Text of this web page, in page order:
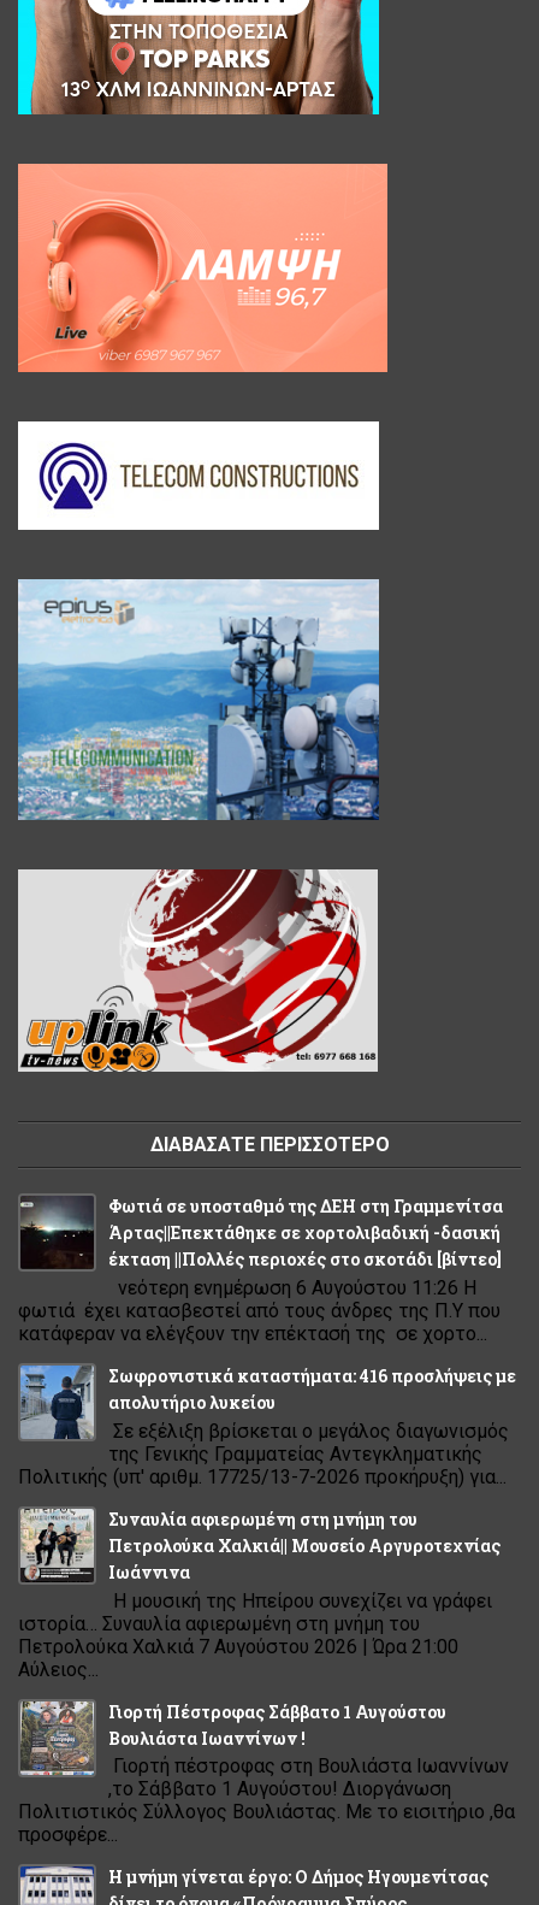
ΔΙΑΒΑΣΑΤΕ ΠΕΡΙΣΣΟΤΕΡΟ
Φωτιά σε υποσταθμό της ΔΕΗ στη Γραμμενίτσα
Άρτας||Επεκτάθηκε σε χορτολιβαδική -δασική
έκταση ||Πολλές περιοχές στο σκοτάδι [βίντεο]
νεότερη ενημέρωση 6 Αυγούστου 11:26 Η
φωτιά έχει κατασβεστεί από τους άνδρες της Π.Υ που
κατάφεραν να ελέγξουν την επέκτασή της σε χορτο...
Σωφρονιστικά καταστήματα: 416 προσλήψεις με
απολυτήριο λυκείου
Σε εξέλιξη βρίσκεται ο μεγάλος διαγωνισμός
της Γενικής Γραμματείας Αντεγκληματικής
Πολιτικής (υπ' αριθμ. 17725/13-7-2026 προκήρυξη) για...
Συναυλία αφιερωμένη στη μνήμη του
Πετρολούκα Χαλκιά|| Μουσείο Αργυροτεχνίας
Ιωάννινα
Η μουσική της Ηπείρου συνεχίζει να γράφει
ιστορία… Συναυλία αφιερωμένη στη μνήμη του
Πετρολούκα Χαλκιά 7 Αυγούστου 2026 | Ώρα 21:00
Αύλειος...
Γιορτή Πέστροφας Σάββατο 1 Αυγούστου
Βουλιάστα Ιωαννίνων !
Γιορτή πέστροφας στη Βουλιάστα Ιωαννίνων
,το Σάββατο 1 Αυγούστου! Διοργάνωση
Πολιτιστικός Σύλλογος Βουλιάστας. Με το εισιτήριο ,θα
προσφέρε...
Η μνήμη γίνεται έργο: Ο Δήμος Ηγουμενίτσας